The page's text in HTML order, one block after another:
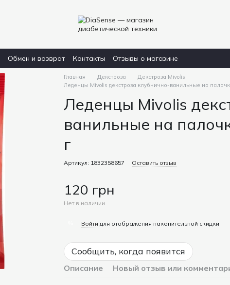
Обмен и возврат Контакты Отзывы о магазине
Главная Декстроза
Декстроза Mivolis
Леденцы Mivolis декстроза клубнично-ванильные на
Леденцы Mivolis
ванильные на
г
Артикул: 1832358657 Оставить отзыв
120 грн
Нет в наличии
Войти для отображения накопительной скидки
Сообщить, когда появится
Описание Новый отзыв или